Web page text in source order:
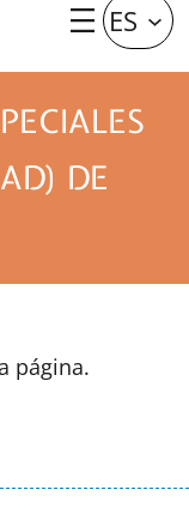
ES
DE
página.